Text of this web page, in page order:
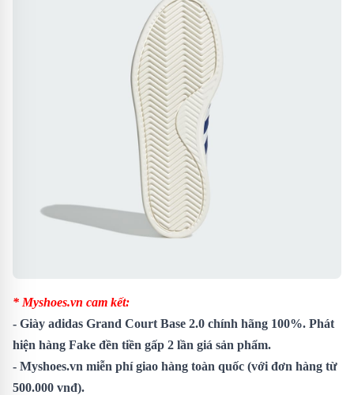
* Myshoes.vn cam kết:
- Giày adidas Grand Court Base 2.0 chính hãng 100%. Phát
hiện hàng Fake đền tiền gấp 2 lần giá sản phẩm.
- Myshoes.vn miễn phí giao hàng toàn quốc (với đơn hàng từ
500.000 vnđ).